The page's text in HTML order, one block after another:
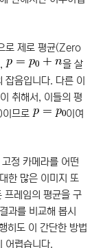
로 제로 평균(Zero
,
을 살
잡음입니다. 다른 이
취해서, 이들의 평
이므로
이여
정 카메라를 어떤
한 많은 이미지 또
프레임의 평균을 구
과를 비교해 봅시
히도 이 간단한 방법
어렵습니다.